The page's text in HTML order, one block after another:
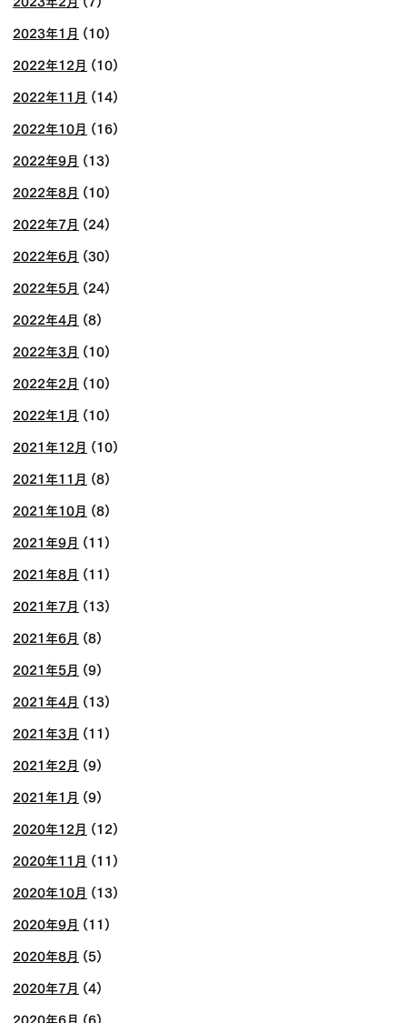
2023年1月 (10)
2022年12月 (10)
2022年11月 (14)
2022年10月 (16)
2022年9月 (13)
2022年8月 (10)
2022年7月 (24)
2022年6月 (30)
2022年5月 (24)
2022年4月 (8)
2022年3月 (10)
2022年2月 (10)
2022年1月 (10)
2021年12月 (10)
2021年11月 (8)
2021年10月 (8)
2021年9月 (11)
2021年8月 (11)
2021年7月 (13)
2021年6月 (8)
2021年5月 (9)
2021年4月 (13)
2021年3月 (11)
2021年2月 (9)
2021年1月 (9)
2020年12月 (12)
2020年11月 (11)
2020年10月 (13)
2020年9月 (11)
2020年8月 (5)
2020年7月 (4)
2020年6月 (6)